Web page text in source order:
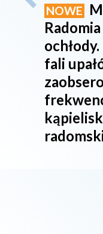
NOWE
fali